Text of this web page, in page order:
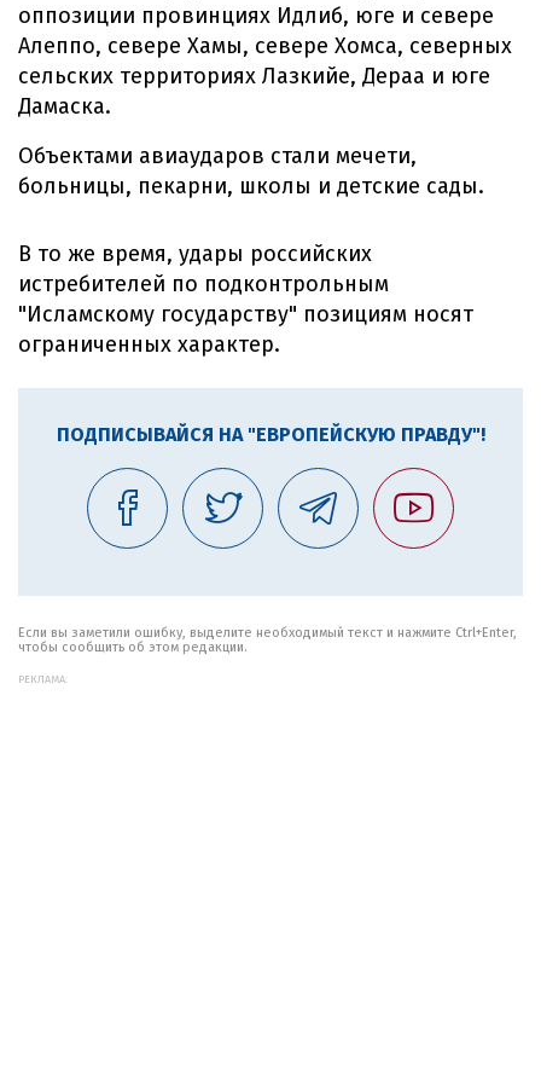
оппозиции провинциях Идлиб, юге и севере
Алеппо, севере Хамы, севере Хомса, северных
сельских территориях Лазкийе, Дераа и юге
Дамаска.
Объектами авиаударов стали мечети,
больницы, пекарни, школы и детские сады.
В то же время, удары российских
истребителей по подконтрольным
"Исламскому государству" позициям носят
ограниченных характер.
ПОДПИСЫВАЙСЯ НА "ЕВРОПЕЙСКУЮ ПРАВДУ"!
Если вы заметили ошибку, выделите необходимый текст и нажмите Ctrl+Enter,
чтобы сообщить об этом редакции.
РЕКЛАМА: